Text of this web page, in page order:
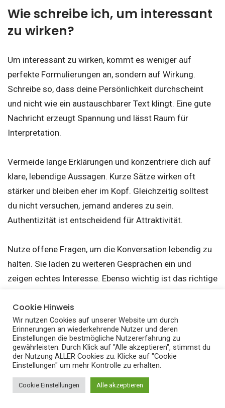
Wie schreibe ich, um interessant
zu wirken?
Um interessant zu wirken, kommt es weniger auf
perfekte Formulierungen an, sondern auf Wirkung.
Schreibe so, dass deine Persönlichkeit durchscheint
und nicht wie ein austauschbarer Text klingt. Eine gute
Nachricht erzeugt Spannung und lässt Raum für
Interpretation.
Vermeide lange Erklärungen und konzentriere dich auf
klare, lebendige Aussagen. Kurze Sätze wirken oft
stärker und bleiben eher im Kopf. Gleichzeitig solltest
du nicht versuchen, jemand anderes zu sein.
Authentizität ist entscheidend für Attraktivität.
Nutze offene Fragen, um die Konversation lebendig zu
halten. Sie laden zu weiteren Gesprächen ein und
zeigen echtes Interesse. Ebenso wichtig ist das richtige
bewirken als viele hintereinander.
Ein weiterer Punkt ist die emotionale Komponente.
Nachrichten, die Gefühle ansprechen, bleiben länger im
Gedächtnis. Sie können Intimität aufbauen und die
Verbindung vertiefen. Genau hier entsteht der
Unterschied zwischen belanglosem Austausch und
Cookie Hinweis
Wir nutzen Cookies auf unserer Website um durch
Erinnerungen an wiederkehrende Nutzer und deren
Einstellungen die bestmögliche Nutzererfahrung zu
gewährleisten. Durch Klick auf "Alle akzeptieren", stimmst du
der Nutzung ALLER Cookies zu. Klicke auf "Cookie
Einstellungen" um mehr Kontrolle zu erhalten.
Cookie Einstellungen Alle akzeptieren